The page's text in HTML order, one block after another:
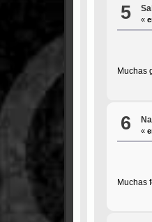
5 «
Muchas
6 «
Muchas